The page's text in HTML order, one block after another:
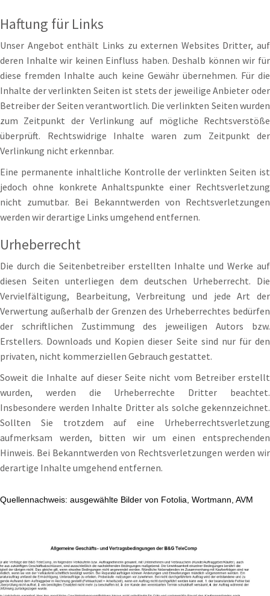
Haftung für Links
Unser Angebot enthält Links zu externen Websites Dritter, auf
deren Inhalte wir keinen Einfluss haben. Deshalb können wir für
diese fremden Inhalte auch keine Gewähr übernehmen. Für die
Inhalte der verlinkten Seiten ist stets der jeweilige Anbieter oder
Betreiber der Seiten verantwortlich. Die verlinkten Seiten wurden
zum Zeitpunkt der Verlinkung auf mögliche Rechtsverstöße
überprüft. Rechtswidrige Inhalte waren zum Zeitpunkt der
Verlinkung nicht erkennbar.
Eine permanente inhaltliche Kontrolle der verlinkten Seiten ist
jedoch ohne konkrete Anhaltspunkte einer Rechtsverletzung
nicht zumutbar. Bei Bekanntwerden von Rechtsverletzungen
werden wir derartige Links umgehend entfernen.
Urheberrecht
Die durch die Seitenbetreiber erstellten Inhalte und Werke auf
diesen Seiten unterliegen dem deutschen Urheberrecht. Die
Vervielfältigung, Bearbeitung, Verbreitung und jede Art der
Verwertung außerhalb der Grenzen des Urheberrechtes bedürfen
der schriftlichen Zustimmung des jeweiligen Autors bzw.
Erstellers. Downloads und Kopien dieser Seite sind nur für den
privaten, nicht kommerziellen Gebrauch gestattet.
Soweit die Inhalte auf dieser Seite nicht vom Betreiber erstellt
wurden, werden die Urheberrechte Dritter beachtet.
Insbesondere werden Inhalte Dritter als solche gekennzeichnet.
Sollten Sie trotzdem auf eine Urheberrechtsverletzung
aufmerksam werden, bitten wir um einen entsprechenden
Hinweis. Bei Bekanntwerden von Rechtsverletzungen werden wir
derartige Inhalte umgehend entfernen.
Quellennachweis: ausgewählte Bilder von Fotolia, Wortmann, AVM